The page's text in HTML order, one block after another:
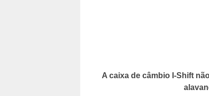
A caixa de câmbio I-Shift